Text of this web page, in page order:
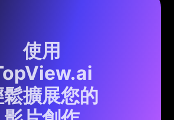
使用
擴展您的